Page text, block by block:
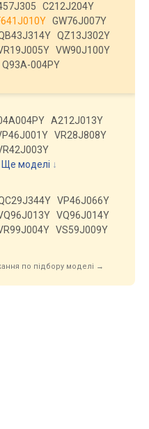
від 1 228 грн.
ультратонкі,
корпус годинника
C212J204Y
GW76J007Y
QZ13J302Y
VW90J100Y
Q93A-004PY
A212J013Y
VR28J808Y
Ще моделі ↓
VP46J066Y
VQ96J014Y
VS59J009Y
по підбору моделі →